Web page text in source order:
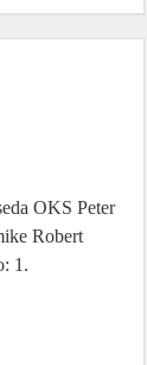
OKS Peter
Robert
1.